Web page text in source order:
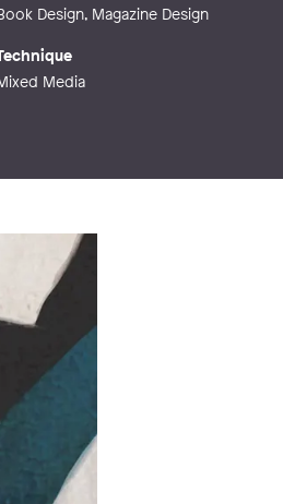
Design, Magazine Design
Media